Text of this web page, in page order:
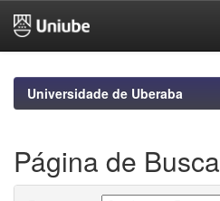
navigationUniversidade de Uberaba
Página de Busca